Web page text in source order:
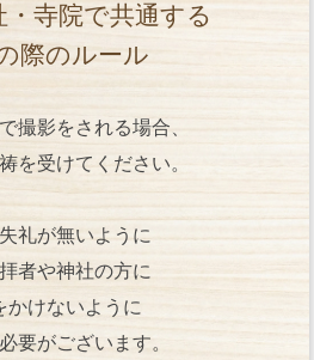
寺院で共通する
際のルール
撮影をされる場合、
を受けてください。
礼が無いように
者や神社の方に
かけないように
要がございます。